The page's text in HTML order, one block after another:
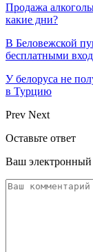
Продажа
какие дни?
В Беловежской
бесплатными
У белоруса не
в Турцию
Prev Next
Оставьте ответ
Ваш электронный